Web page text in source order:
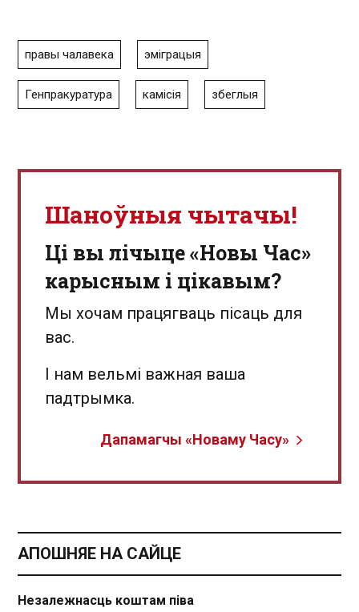
правы чалавека эміграцыя
Генпракуратура камісія збеглыя
Шаноўныя чытачы!
Ці вы лічыце «Новы Час»
карысным і цікавым?
Мы хочам працягваць пісаць для
вас.
І нам вельмі важная ваша
падтрымка.
Дапамагчы «Новаму Часу»
АПОШНЯЕ НА САЙЦЕ
Незалежнасць коштам піва